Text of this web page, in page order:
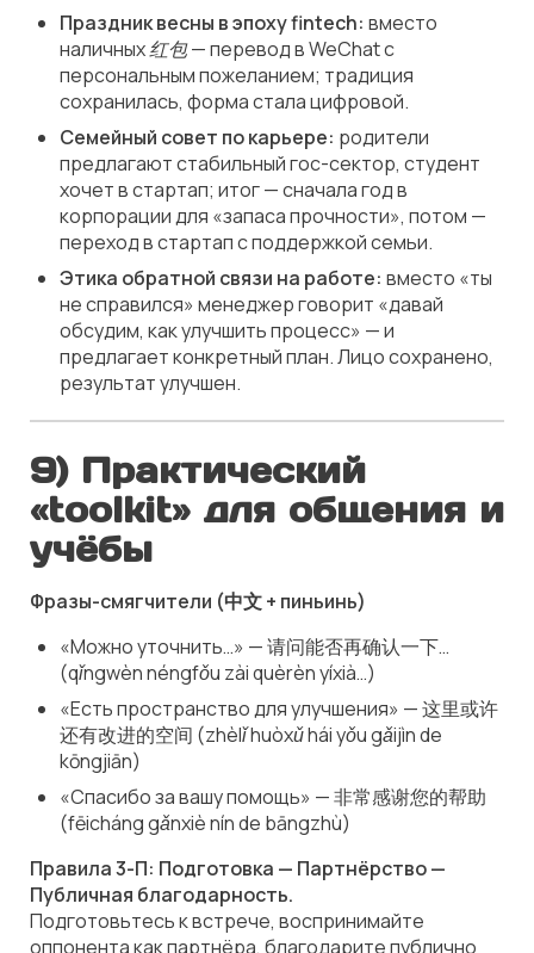
Праздник весны в эпоху fintech: вместо
наличных红包— перевод в WeChat с
персональным пожеланием; традиция
сохранилась, форма стала цифровой.
Семейный совет по карьере: родители
предлагают стабильный гос-сектор, студент
хочет в стартап; итог — сначала год в
корпорации для «запаса прочности», потом —
переход в стартап с поддержкой семьи.
Этика обратной связи на работе: вместо «ты
не справился» менеджер говорит «давай
обсудим, как улучшить процесс» — и
предлагает конкретный план. Лицо сохранено,
результат улучшен.
9) Практический
«toolkit» для общения и
учёбы
Фразы-смягчители (中文 + пиньинь)
«Можно уточнить…» — 请问能否再确认一下…
(qǐngwèn néngfǒu zài quèrèn yíxià…)
«Есть пространство для улучшения» — 这里或许
还有改进的空间 (zhèlǐ huòxǔ hái yǒu gǎijìn de
kōngjiān)
«Спасибо за вашу помощь» — 非常感谢您的帮助
(fēicháng gǎnxiè nín de bāngzhù)
Правила 3-П: Подготовка — Партнёрство —
Публичная благодарность.
Подготовьтесь к встрече, воспринимайте
оппонента как партнёра, благодарите публично